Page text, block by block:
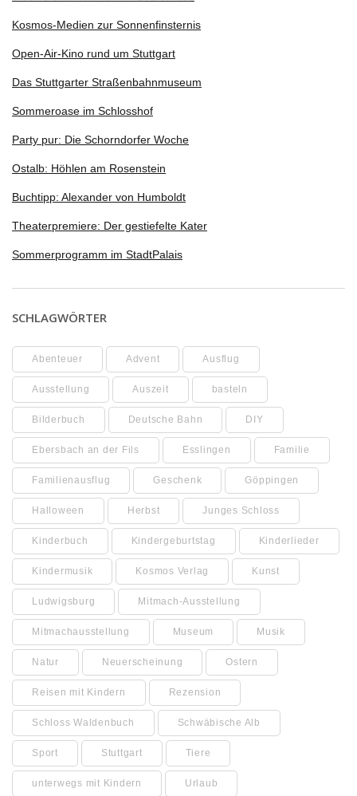
Kosmos-Medien zur Sonnenfinsternis
Open-Air-Kino rund um Stuttgart
Das Stuttgarter Straßenbahnmuseum
Sommeroase im Schlosshof
Party pur: Die Schorndorfer Woche
Ostalb: Höhlen am Rosenstein
Buchtipp: Alexander von Humboldt
Theaterpremiere: Der gestiefelte Kater
Sommerprogramm im StadtPalais
SCHLAGWÖRTER
Abenteuer Advent Ausflug
Ausstellung Auszeit basteln
Bilderbuch Deutsche Bahn DIY
Ebersbach an der Fils Esslingen Familie
Familienausflug Geschenk Göppingen
Halloween Herbst Junges Schloss
Kinderbuch Kindergeburtstag Kinderlieder
Kindermusik Kosmos Verlag Kunst
Ludwigsburg Mitmach-Ausstellung
Mitmachausstellung Museum Musik
Natur Neuerscheinung Ostern
Reisen mit Kindern Rezension
Schloss Waldenbuch Schwäbische Alb
Sport Stuttgart Tiere
unterwegs mit Kindern Urlaub